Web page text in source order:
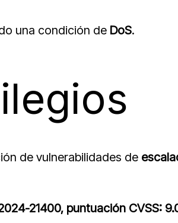
una condición de DoS.
de vulnerabilidades de
21400, puntuación CVSS: